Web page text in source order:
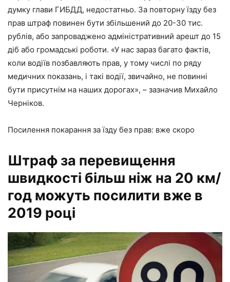
думку глави ГИБДД, недостатньо. За повторну їзду без
прав штраф повинен бути збільшений до 20-30 тис.
рублів, або запроваджено адміністративний арешт до 15
діб або громадські роботи. «У нас зараз багато фактів,
коли водіїв позбавляють прав, у тому числі по ряду
медичних показань, і такі водії, звичайно, не повинні
бути присутнім на наших дорогах», – зазначив Михайло
Черніков.
Посилення покарання за їзду без прав: вже скоро
Штраф за перевищення
швидкості більш ніж на 20 км/
год можуть посилити вже в
2019 році